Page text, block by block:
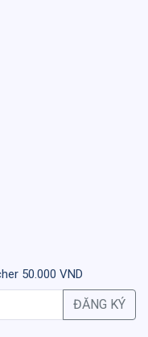
50.000 VND
ĐĂNG KÝ